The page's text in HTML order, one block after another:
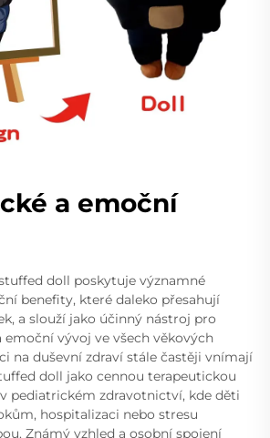
a emoční
doll poskytuje významné
benefity, které daleko přesahují
a slouží jako účinný nástroj pro
emoční vývoj ve všech věkových
na duševní zdraví stále častěji vnímají
doll jako cennou terapeutickou
pediatrickém zdravotnictví, kde děti
hospitalizaci nebo stresu
Známý vzhled a osobní spojení